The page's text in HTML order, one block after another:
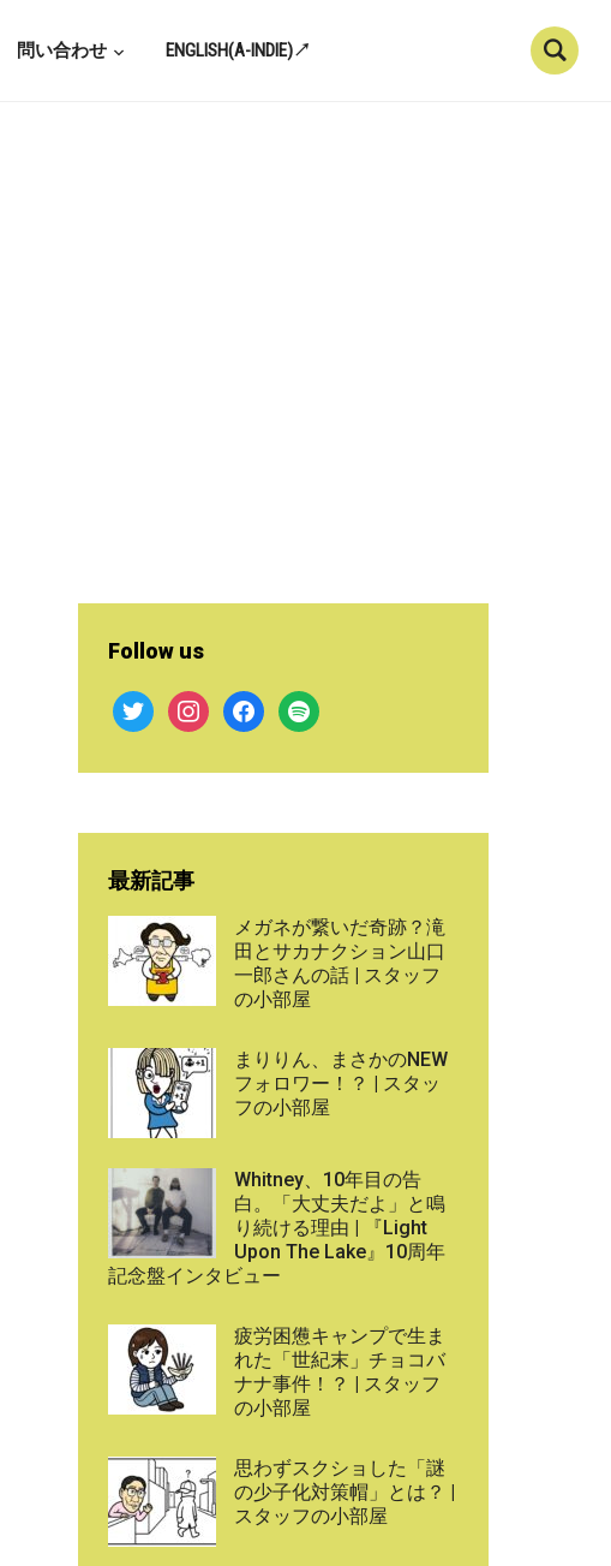
問い合わせ ENGLISH(A-INDIE)↗
Follow us
twitter instagramfacebook
spotify
最新記事
メガネが繋いだ奇跡？滝
田とサカナクション山口
一郎さんの話 | スタッフ
の小部屋
まりりん、まさかのNEW
フォロワー！？ | スタッ
フの小部屋
Whitney、10年目の告
白。「大丈夫だよ」と鳴
り続ける理由 | 『Light
Upon The Lake』10周年
記念盤インタビュー
疲労困憊キャンプで生ま
れた「世紀末」チョコバ
ナナ事件！？ | スタッフ
の小部屋
思わずスクショした「謎
の少子化対策帽」とは？ |
スタッフの小部屋